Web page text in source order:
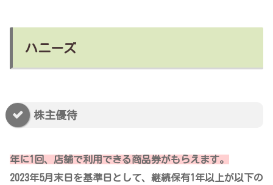
ハニーズ
株主優待
年に1回、店舗で利用できる商品券がもらえます。
2023年5月末日を基準日として、継続保有1年以上が以下の